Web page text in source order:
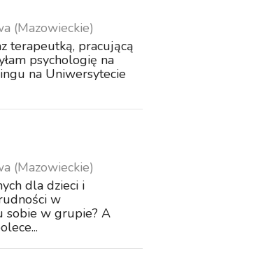
(Mazowieckie)
terapeutką, pracującą
psychologię na
na Uniwersytecie
(Mazowieckie)
dla dzieci i
w
sobie w grupie? A